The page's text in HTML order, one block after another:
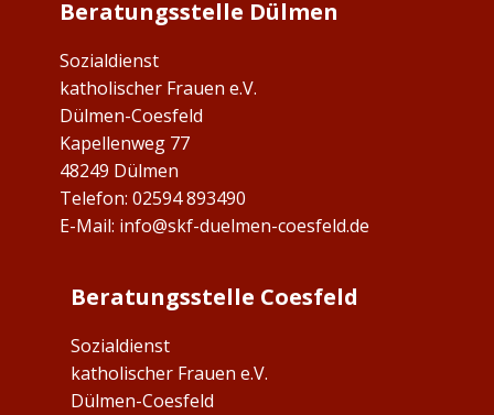
Beratungsstelle Dülmen
Sozialdienst
katholischer Frauen e.V.
Dülmen-Coesfeld
Kapellenweg 77
48249 Dülmen
Telefon: 02594 893490
E-Mail: info@skf-duelmen-coesfeld.de
Beratungsstelle Coesfeld
Sozialdienst
katholischer Frauen e.V.
Dülmen-Coesfeld